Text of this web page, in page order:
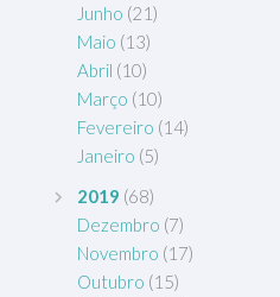
Junho (21)
Maio (13)
Abril (10)
Março (10)
Fevereiro (14)
Janeiro (5)
2019 (68)
Dezembro (7)
Novembro (17)
Outubro (15)